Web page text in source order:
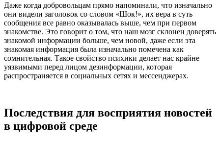
Даже когда добровольцам прямо напоминали, что изначально
они видели заголовок со словом «Шок!», их вера в суть
сообщения все равно оказывалась выше, чем при первом
знакомстве. Это говорит о том, что наш мозг склонен доверять
знакомой информации больше, чем новой, даже если эта
знакомая информация была изначально помечена как
сомнительная. Такое свойство психики делает нас крайне
уязвимыми перед лицом дезинформации, которая
распространяется в социальных сетях и мессенджерах.
Последствия для восприятия новостей
в цифровой среде